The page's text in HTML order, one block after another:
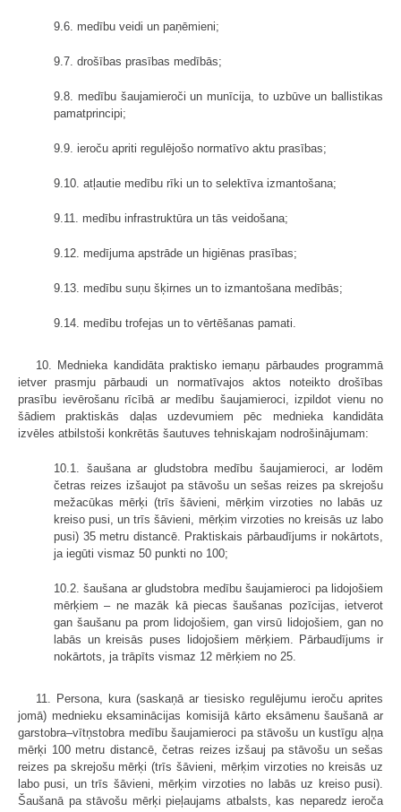
9.6. medību veidi un paņēmieni;
9.7. drošības prasības medībās;
9.8. medību šaujamieroči un munīcija, to uzbūve un ballistikas
pamatprincipi;
9.9. ieroču apriti regulējošo normatīvo aktu prasības;
9.10. atļautie medību rīki un to selektīva izmantošana;
9.11. medību infrastruktūra un tās veidošana;
9.12. medījuma apstrāde un higiēnas prasības;
9.13. medību suņu šķirnes un to izmantošana medībās;
9.14. medību trofejas un to vērtēšanas pamati.
10. Mednieka kandidāta praktisko iemaņu pārbaudes programmā
ietver prasmju pārbaudi un normatīvajos aktos noteikto drošības
prasību ievērošanu rīcībā ar medību šaujamieroci, izpildot vienu no
šādiem praktiskās daļas uzdevumiem pēc mednieka kandidāta
izvēles atbilstoši konkrētās šautuves tehniskajam nodrošinājumam:
10.1. šaušana ar gludstobra medību šaujamieroci, ar lodēm
četras reizes izšaujot pa stāvošu un sešas reizes pa skrejošu
mežacūkas mērķi (trīs šāvieni, mērķim virzoties no labās uz
kreiso pusi, un trīs šāvieni, mērķim virzoties no kreisās uz labo
pusi) 35 metru distancē. Praktiskais pārbaudījums ir nokārtots,
ja iegūti vismaz 50 punkti no 100;
10.2. šaušana ar gludstobra medību šaujamieroci pa lidojošiem
mērķiem – ne mazāk kā piecas šaušanas pozīcijas, ietverot
gan šaušanu pa prom lidojošiem, gan virsū lidojošiem, gan no
labās un kreisās puses lidojošiem mērķiem. Pārbaudījums ir
nokārtots, ja trāpīts vismaz 12 mērķiem no 25.
11. Persona, kura (saskaņā ar tiesisko regulējumu ieroču aprites
jomā) mednieku eksaminācijas komisijā kārto eksāmenu šaušanā ar
garstobra–vītņstobra medību šaujamieroci pa stāvošu un kustīgu aļņa
mērķi 100 metru distancē, četras reizes izšauj pa stāvošu un sešas
reizes pa skrejošu mērķi (trīs šāvieni, mērķim virzoties no kreisās uz
labo pusi, un trīs šāvieni, mērķim virzoties no labās uz kreiso pusi).
Šaušanā pa stāvošu mērķi pieļaujams atbalsts, kas neparedz ieroča